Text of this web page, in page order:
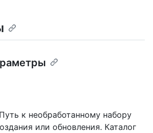
к необработанному набору
или обновления. Каталог